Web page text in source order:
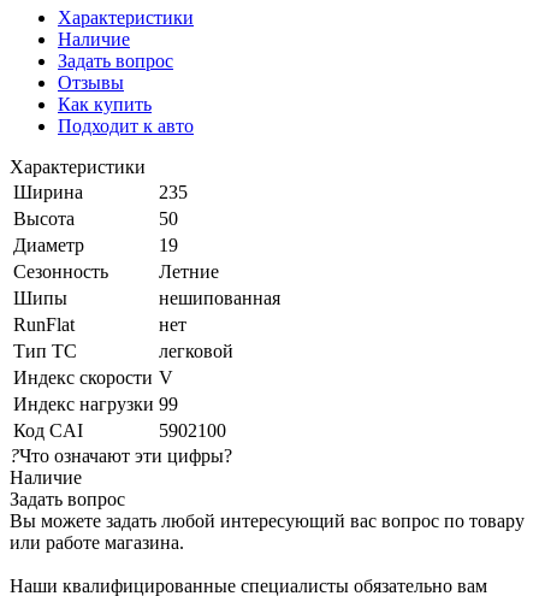
Характеристики
Наличие
Задать вопрос
Отзывы
Как купить
Подходит к авто
Характеристики
Ширина
235
Высота
50
Диаметр
19
Сезонность
Летние
Шипы
нешипованная
RunFlat
нет
Тип ТС
легковой
Индекс скорости V
Индекс нагрузки 99
Код CAI
5902100
?Что означают эти цифры?
Наличие
Задать вопрос
Вы можете задать любой интересующий вас вопрос по товару
или работе магазина.
Наши квалифицированные специалисты обязательно вам